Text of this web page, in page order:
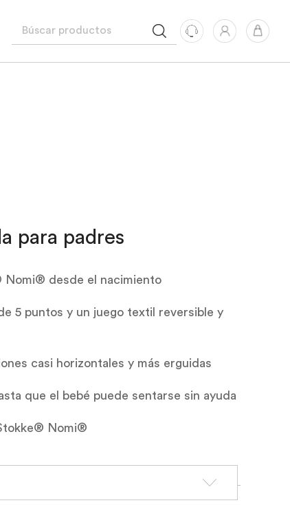
para padres
Nomi® desde el nacimiento
5 puntos y un juego textil reversible y
casi horizontales y más erguidas
que el bebé puede sentarse sin ayuda
Nomi®